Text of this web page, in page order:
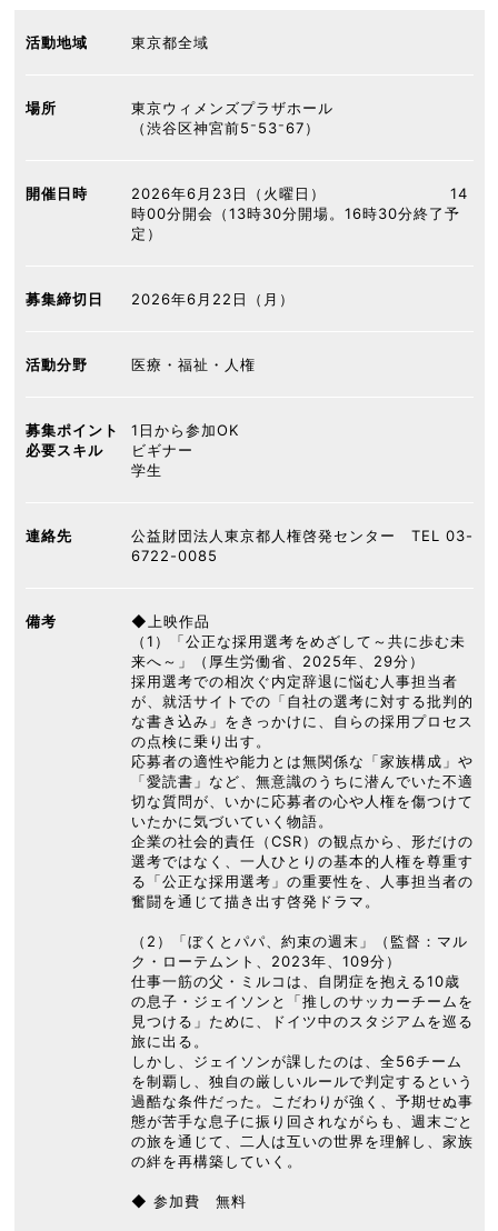
活動地域 東京都全域
場所
東京ウィメンズプラザホール
（渋谷区神宮前5⁻53⁻67）
開催日時
2026年6月23日（火曜日） 14
時00分開会（13時30分開場。16時30分終了予
定）
募集締切日 2026年6月22日（月）
活動分野 医療・福祉・人権
募集ポイント
必要スキル
1日から参加OK
ビギナー
学生
連絡先
公益財団法人東京都人権啓発センター TEL 03-
6722-0085
備考
◆上映作品
（1）「公正な採用選考をめざして～共に歩む未
来へ～」（厚生労働省、2025年、29分）
採用選考での相次ぐ内定辞退に悩む人事担当者
が、就活サイトでの「自社の選考に対する批判的
な書き込み」をきっかけに、自らの採用プロセス
の点検に乗り出す。
応募者の適性や能力とは無関係な「家族構成」や
「愛読書」など、無意識のうちに潜んでいた不適
切な質問が、いかに応募者の心や人権を傷つけて
いたかに気づいていく物語。
企業の社会的責任（CSR）の観点から、形だけの
選考ではなく、一人ひとりの基本的人権を尊重す
る「公正な採用選考」の重要性を、人事担当者の
奮闘を通じて描き出す啓発ドラマ。
（2）「ぼくとパパ、約束の週末」（監督：マル
ク・ローテムント、2023年、109分）
仕事一筋の父・ミルコは、自閉症を抱える10歳
の息子・ジェイソンと「推しのサッカーチームを
見つける」ために、ドイツ中のスタジアムを巡る
旅に出る。
しかし、ジェイソンが課したのは、全56チーム
を制覇し、独自の厳しいルールで判定するという
過酷な条件だった。こだわりが強く、予期せぬ事
態が苦手な息子に振り回されながらも、週末ごと
の旅を通じて、二人は互いの世界を理解し、家族
の絆を再構築していく。
◆ 参加費 無料